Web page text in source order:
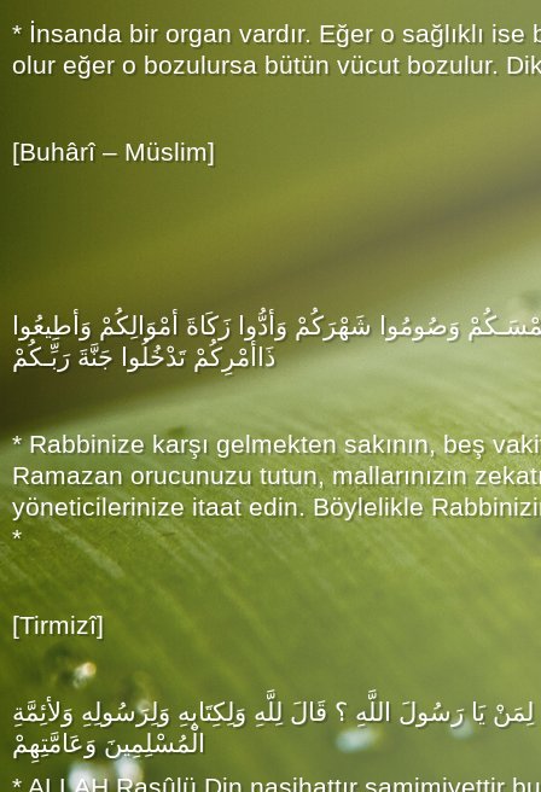
* İnsanda bir organ vardır. Eğer o sağlıklı ise
olur eğer o bozulursa bütün vücut bozulur.
[Buhârî – Müslim]
وَصُومُوا شَهْرَكُمْ وَأدُّوا زَكَاةَ أمْوَالِكُمْ وَأطِيعُوا
ذَاأمْرِكُمْ تَدْخُلُوا جَنَّةَ رَبِّـكُمْ
* Rabbinize karşı gelmekten sakının, beş
Ramazan orucunuzu tutun, mallarınızın
yöneticilerinize itaat edin. Böylelikle
*
[Tirmizî]
لِمَنْ يَا رَسُولَ اللَّهِ ؟ قَالَ لِلَّهِ وَلِكِتَابِهِ وَلِرَسُولِهِ وَلأئِمَّةِ
الْمُسْلِمِينَ وَعَامَّتِهِمْ